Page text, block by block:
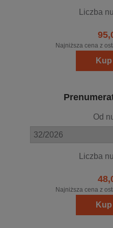
Liczba
Najniższa cena z
Od
Liczba
Najniższa cena z